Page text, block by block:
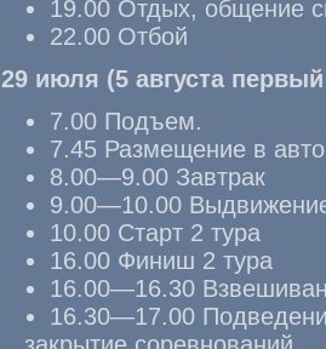
19.00 Отдых, общение
22.00 Отбой
29 июля (5 августа
7.00 Подъем.
7.45 Размещение в
8.00—9.00 Завтрак
9.00—10.00
10.00 Старт 2 тура
16.00 Финиш 2 тура
16.00—16.30
16.30—17.00